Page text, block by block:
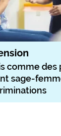
comme des
sage-